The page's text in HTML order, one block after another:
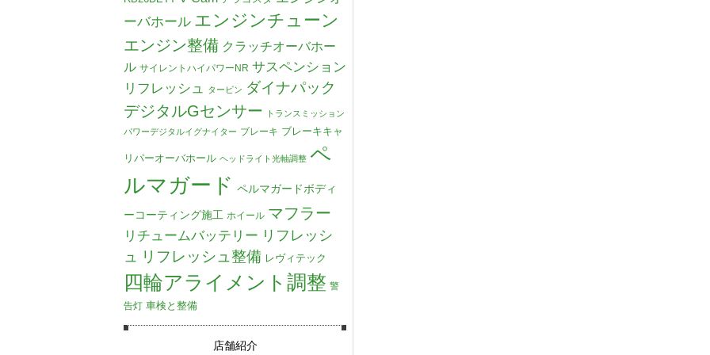
ーバホール エンジンチューン
エンジン整備 クラッチオーバホー
ル サイレントハイパワーNR サスペンション
リフレッシュ
タービン ダイナパック
デジタルGセンサー
トランスミッション
パワーデジタルイグナイター ブレーキ ブレーキキャ
リパーオーバホール ヘッドライト光軸調整 ペ
ルマガード ペルマガードボディ
ーコーティング施工 ホイール マフラー
リチュームバッテリー リフレッシ
ュ
リフレッシュ整備 レヴィテック
四輪アライメント調整 警
告灯 車検と整備
店舗紹介